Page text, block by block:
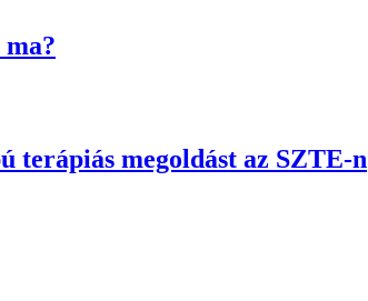
terápiás megoldást az SZTE-n